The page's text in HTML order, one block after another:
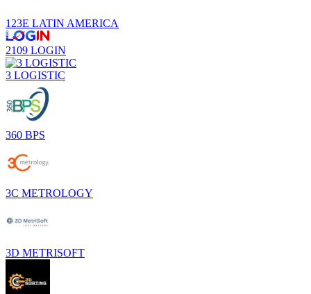
123E LATIN AMERICA
2109 LOGIN
3 LOGISTIC
360 BPS
3C METROLOGY
3D METRISOFT